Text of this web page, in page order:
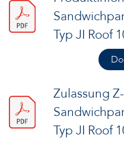
Typ JI Roof
Zulassung
Typ JI Roof